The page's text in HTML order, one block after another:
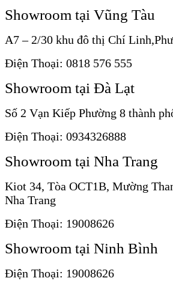
Showroom tại Vũng Tàu
A7 – 2/30 khu đô thị Chí
Điện Thoại: 0818 576 555
Showroom tại Đà Lạt
Số 2 Vạn Kiếp Phường 8 thành
Điện Thoại: 0934326888
Showroom tại Nha Trang
Kiot 34, Tòa OCT1B, Mường
Nha Trang
Điện Thoại: 19008626
Showroom tại Ninh Bình
Điện Thoại: 19008626